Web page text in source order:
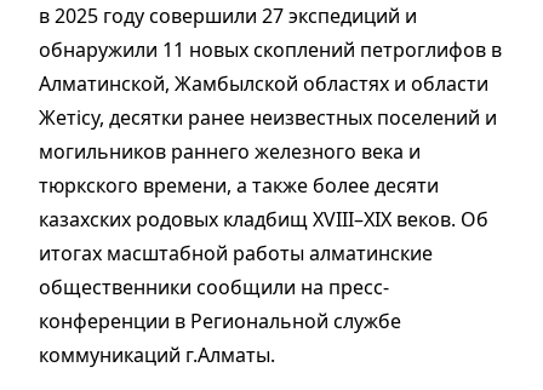
в 2025 году совершили 27 экспедиций и
обнаружили 11 новых скоплений петроглифов в
Алматинской, Жамбылской областях и области
Жетісу, десятки ранее неизвестных поселений и
могильников раннего железного века и
тюркского времени, а также более десяти
казахских родовых кладбищ XVIII–XIX веков. Об
итогах масштабной работы алматинские
общественники сообщили на пресс-
конференции в Региональной службе
коммуникаций г.Алматы.